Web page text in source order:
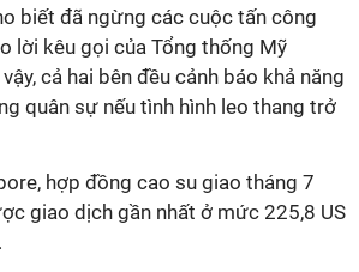
biết đã ngừng các cuộc tấn công
lời kêu gọi của Tổng thống Mỹ
cả hai bên đều cảnh báo khả năng
quân sự nếu tình hình leo thang trở
hợp đồng cao su giao tháng 7
giao dịch gần nhất ở mức 225,8 US